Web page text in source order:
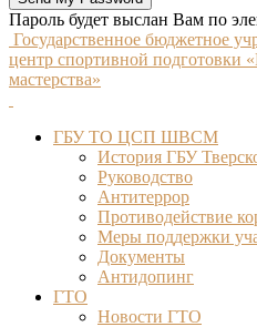
Пароль будет выслан Вам по
Государственное бюджетное
центр спортивной подготовки
мастерства»
ГБУ ТО ЦСП ШВСМ
История ГБУ
Руководство
Антитеррор
Противодействие
Меры поддержки
Документы
Антидопинг
ГТО
Новости ГТО